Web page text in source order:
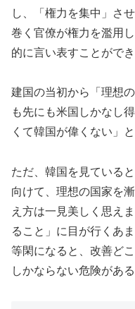
し、「権力を集中」さ
巻く官僚が権力を濫用
的に言い表すことができ
建国の当初から「理想
も先にも米国しかなし
くて韓国が偉くない」
ただ、韓国を見ている
向けて、理想の国家を
え方は一見美しく思え
ること」に目が行くあ
等閑になると、改善ど
しかならない危険があ